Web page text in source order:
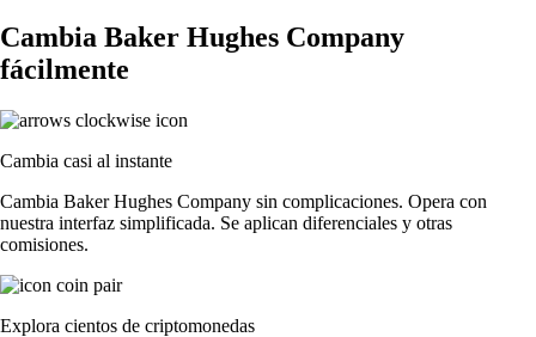
Cambia Baker Hughes Company
fácilmente
Cambia casi al instante
Cambia Baker Hughes Company sin complicaciones. Opera con
nuestra interfaz simplificada. Se aplican diferenciales y otras
comisiones.
Explora cientos de criptomonedas